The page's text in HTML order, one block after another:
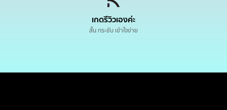
เกดรีวิวเองค่ะ
สั้น กระชับ เข้าใจง่าย